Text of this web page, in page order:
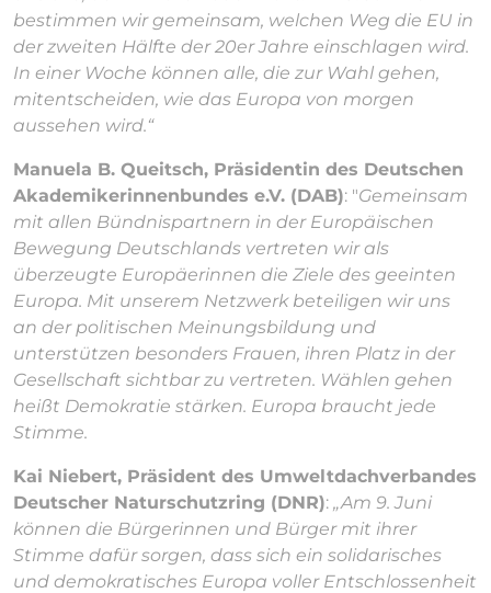
bestimmen wir gemeinsam, welchen Weg die EU in
der zweiten Hälfte der 20er Jahre einschlagen wird.
In einer Woche können alle, die zur Wahl gehen,
mitentscheiden, wie das Europa von morgen
aussehen wird.“
Manuela B. Queitsch, Präsidentin des Deutschen
Akademikerinnenbundes e.V. (DAB): "Gemeinsam
mit allen Bündnispartnern in der Europäischen
Bewegung Deutschlands vertreten wir als
überzeugte Europäerinnen die Ziele des geeinten
Europa. Mit unserem Netzwerk beteiligen wir uns
an der politischen Meinungsbildung und
unterstützen besonders Frauen, ihren Platz in der
Gesellschaft sichtbar zu vertreten. Wählen gehen
heißt Demokratie stärken. Europa braucht jede
Stimme.
Kai Niebert, Präsident des Umweltdachverbandes
Deutscher Naturschutzring (DNR): „Am 9. Juni
können die Bürgerinnen und Bürger mit ihrer
Stimme dafür sorgen, dass sich ein solidarisches
und demokratisches Europa voller Entschlossenheit